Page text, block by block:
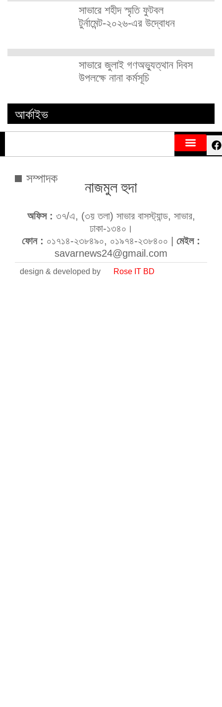
সাভারে শহীদ স্মৃতি ফুটবল
টুর্নামেন্ট-২০২৬-এর উদ্বোধন
সাভারে জুলাই গণঅভ্যুত্থান দিবস
উপলক্ষে নানা কর্মসূচি
আর্কাইভ
সম্পাদক
নাজমুল হুদা
অফিস : ৩৭/এ, (৩য় তলা) সাভার বাসস্ট্যান্ড, সাভার,
ঢাকা-১৩৪০।
ফোন : ০১৭১৪-২৩৮৪৯০, ০১৯৭৪-২৩৮৪০০ | মেইল :
savarnews24@gmail.com
design & developed by Rose IT BD